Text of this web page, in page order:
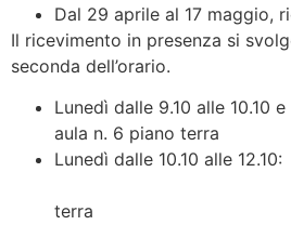
Dal 29 aprile al 17 maggio,
Il ricevimento in presenza si
seconda dell’orario.
Lunedì dalle 9.10 alle 10.10
aula n. 6 piano terra
Lunedì dalle 10.10 alle 12.10:
aula n. 3
terra